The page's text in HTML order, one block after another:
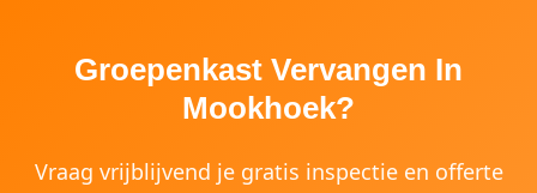
Groepenkast Vervangen In
Mookhoek?
Vraag vrijblijvend je gratis inspectie en offerte